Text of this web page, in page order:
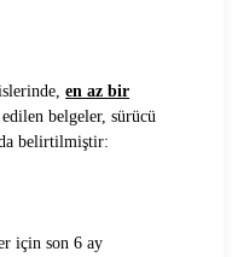
en az bir
belgeler, sürücü
belirtilmiştir:
için son 6 ay